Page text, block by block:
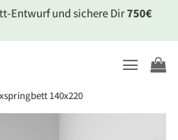
Entwurf und sichere Dir750€
140x220